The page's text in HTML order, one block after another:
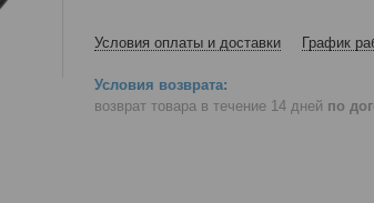
Условия оплаты и доставки График
возврат товара в течение 14 дней по